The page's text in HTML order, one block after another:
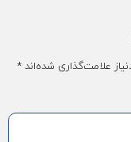
علامت‌گذاری شده‌اند *